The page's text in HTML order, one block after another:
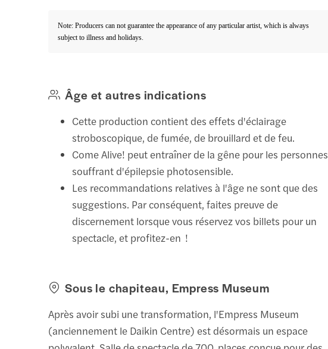
Note: Producers can not guarantee the appearance of any particular artist, which is always
subject to illness and holidays.
Âge et autres indications
Cette production contient des effets d'éclairage
stroboscopique, de fumée, de brouillard et de feu.
Come Alive! peut entraîner de la gêne pour les personnes
souffrant d'épilepsie photosensible.
Les recommandations relatives à l'âge ne sont que des
suggestions. Par conséquent, faites preuve de
discernement lorsque vous réservez vos billets pour un
spectacle, et profitez-en !
Sous le chapiteau, Empress Museum
Après avoir subi une transformation, l'Empress Museum
(anciennement le Daikin Centre) est désormais un espace